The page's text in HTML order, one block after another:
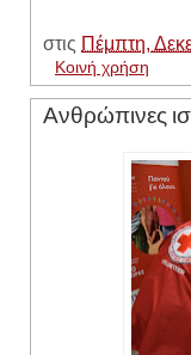
στις Πέμπτη,
Κοινή χρήση
Ανθρώπινες